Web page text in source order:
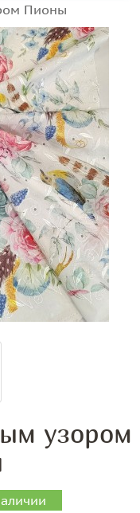
Пионы
узором